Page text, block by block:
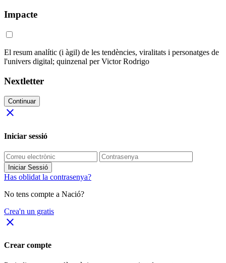
Impacte
El resum analític (i àgil) de les tendències, viralitats i personatges de
l'univers digital; quinzenal per Victor Rodrigo
Nextletter
Continuar
close
Iniciar sessió
Iniciar Sessió
Has oblidat la contrasenya?
No tens compte a Nació?
Crea'n un gratis
close
Crear compte